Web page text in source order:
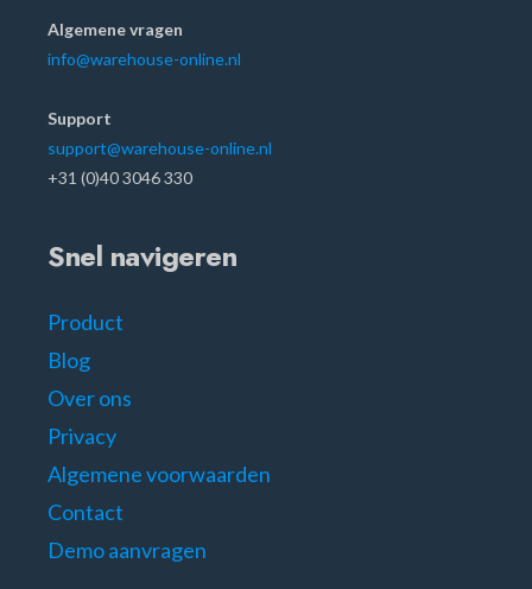
Algemene vragen
info@warehouse-online.nl
Support
support@warehouse-online.nl
+31 (0)40 3046 330
Snel navigeren
Product
Blog
Over ons
Privacy
Algemene voorwaarden
Contact
Demo aanvragen